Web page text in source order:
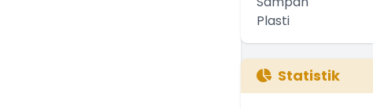
Statistik